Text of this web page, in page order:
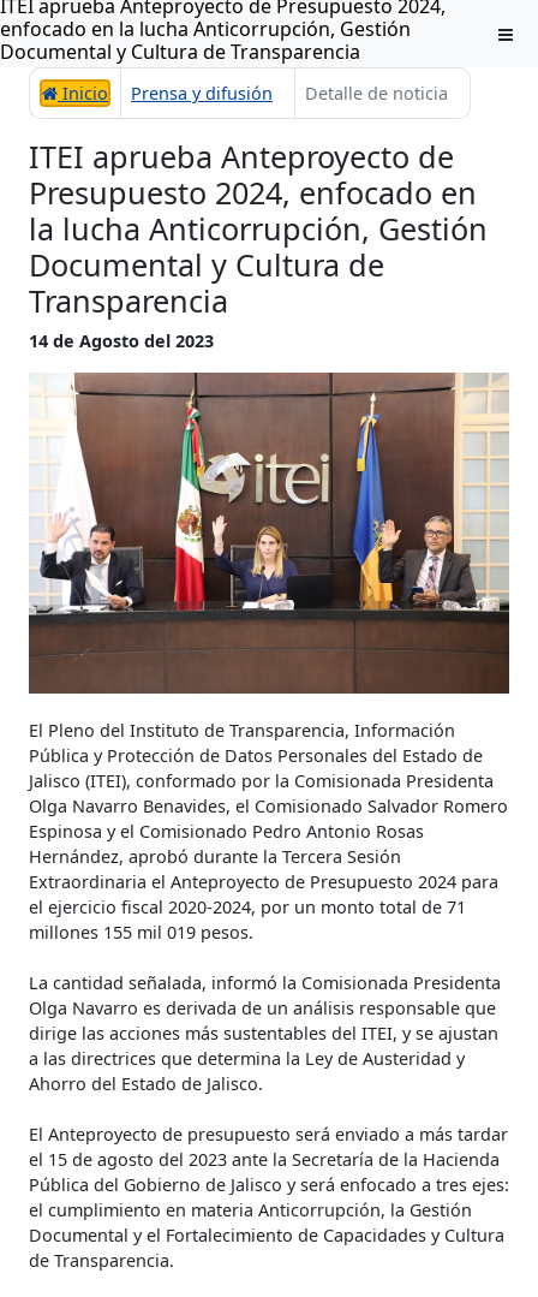
ITEI aprueba Anteproyecto de Presupuesto 2024,
enfocado en la lucha Anticorrupción, Gestión
Documental y Cultura de Transparencia
Inicio Prensa y difusión Detalle de noticia
ITEI aprueba Anteproyecto de
Presupuesto 2024, enfocado en
la lucha Anticorrupción, Gestión
Documental y Cultura de
Transparencia
14 de Agosto del 2023
El Pleno del Instituto de Transparencia, Información
Pública y Protección de Datos Personales del Estado de
Jalisco (ITEI), conformado por la Comisionada Presidenta
Olga Navarro Benavides, el Comisionado Salvador Romero
Espinosa y el Comisionado Pedro Antonio Rosas
Hernández, aprobó durante la Tercera Sesión
Extraordinaria el Anteproyecto de Presupuesto 2024 para
el ejercicio fiscal 2020-2024, por un monto total de 71
millones 155 mil 019 pesos.
La cantidad señalada, informó la Comisionada Presidenta
Olga Navarro es derivada de un análisis responsable que
dirige las acciones más sustentables del ITEI, y se ajustan
a las directrices que determina la Ley de Austeridad y
Ahorro del Estado de Jalisco.
El Anteproyecto de presupuesto será enviado a más tardar
el 15 de agosto del 2023 ante la Secretaría de la Hacienda
Pública del Gobierno de Jalisco y será enfocado a tres ejes:
el cumplimiento en materia Anticorrupción, la Gestión
Documental y el Fortalecimiento de Capacidades y Cultura
de Transparencia.